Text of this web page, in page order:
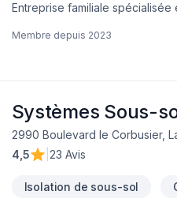
Entreprise familiale
extérieur, muret, pavé,
Membre depuis 2023
Systèmes Sous-
2990 Boulevard le Corbusier,
4,5
23 Avis
Isolation de sous-sol